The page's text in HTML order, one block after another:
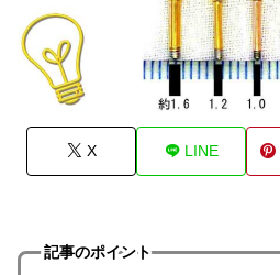
X LINE
記事のポイント